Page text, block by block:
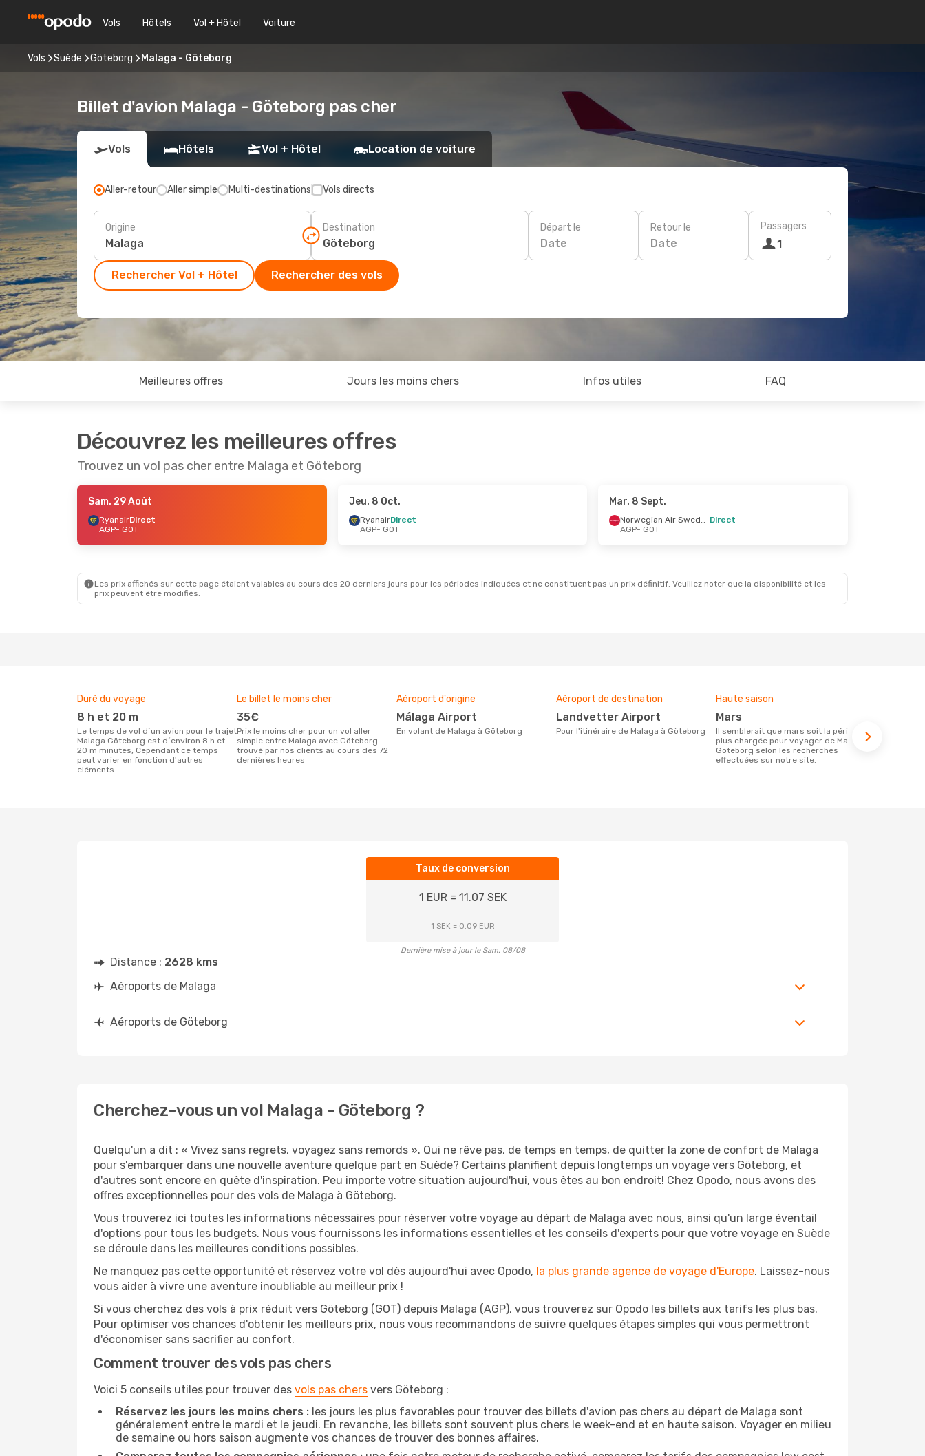
Vols Hôtels Vol + Hôtel Voiture
Vols Suède Göteborg Malaga - Göteborg
Billet d'avion Malaga - Göteborg pas cher
Vols Hôtels Vol + Hôtel Location de voiture
Aller-retour Aller simple Multi-destinations Vols directs
Origine Destination Départ le
Date
Retour le
Date
Passagers
1
Rechercher Vol + Hôtel Rechercher des vols
Meilleures offres Jours les moins chers Infos utiles FAQ
Découvrez les meilleures offres
Trouvez un vol pas cher entre Malaga et Göteborg
Sam. 29 Août
RyanairDirect
AGP- GOT
Jeu. 8 Oct.
RyanairDirect
AGP- GOT
Mar. 8 Sept.
Norwegian Air Sweden Direct
AGP- GOT
Les prix affichés sur cette page étaient valables au cours des 20 derniers jours pour les périodes indiquées et ne constituent pas un prix définitif. Veuillez noter que la disponibilité et les
prix peuvent être modifiés.
Duré du voyage
8 h et 20 m
Le temps de vol d´un avion pour le trajet
Malaga Göteborg est d´environ 8 h et
20 m minutes, Cependant ce temps
peut varier en fonction d'autres
eléments.
Le billet le moins cher
35€
Prix le moins cher pour un vol aller
simple entre Malaga avec Göteborg
trouvé par nos clients au cours des 72
dernières heures
Aéroport d'origine
Málaga Airport
En volant de Malaga à Göteborg
Aéroport de destination
Landvetter Airport
Pour l'itinéraire de Malaga à Göteborg
Haute saison
mars
Il semblerait que mars soit la période la
plus chargée pour voyager de Malaga à
Göteborg selon les recherches
effectuées sur notre site.
Taux de conversion
1 EUR = 11.07 SEK
1 SEK = 0.09 EUR
Dernière mise à jour le Sam. 08/08
Distance : 2628 kms
Aéroports de Malaga
Aéroports de Göteborg
Cherchez-vous un vol Malaga - Göteborg ?
Quelqu'un a dit : « Vivez sans regrets, voyagez sans remords ». Qui ne rêve pas, de temps en temps, de quitter la zone de confort de Malaga
pour s'embarquer dans une nouvelle aventure quelque part en Suède? Certains planifient depuis longtemps un voyage vers Göteborg, et
d'autres sont encore en quête d'inspiration. Peu importe votre situation aujourd'hui, vous êtes au bon endroit! Chez Opodo, nous avons des
offres exceptionnelles pour des vols de Malaga à Göteborg.
Vous trouverez ici toutes les informations nécessaires pour réserver votre voyage au départ de Malaga avec nous, ainsi qu'un large éventail
d'options pour tous les budgets. Nous vous fournissons les informations essentielles et les conseils d'experts pour que votre voyage en Suède
se déroule dans les meilleures conditions possibles.
Ne manquez pas cette opportunité et réservez votre vol dès aujourd'hui avec Opodo, la plus grande agence de voyage d'Europe. Laissez-nous
vous aider à vivre une aventure inoubliable au meilleur prix !
Si vous cherchez des vols à prix réduit vers Göteborg (GOT) depuis Malaga (AGP), vous trouverez sur Opodo les billets aux tarifs les plus bas.
Pour optimiser vos chances d'obtenir les meilleurs prix, nous vous recommandons de suivre quelques étapes simples qui vous permettront
d'économiser sans sacrifier au confort.
Comment trouver des vols pas chers
Voici 5 conseils utiles pour trouver des vols pas chers vers Göteborg :
Réservez les jours les moins chers : les jours les plus favorables pour trouver des billets d'avion pas chers au départ de Malaga sont
généralement entre le mardi et le jeudi. En revanche, les billets sont souvent plus chers le week-end et en haute saison. Voyager en milieu
de semaine ou hors saison augmente vos chances de trouver des bonnes affaires.